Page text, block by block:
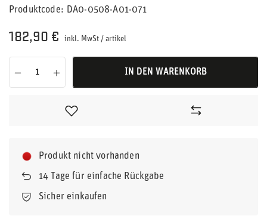
Produktcode
DA0-0508-A01-071
182,90 € inkl. MwSt / artikel
IN DEN WARENKORB
Produkt nicht vorhanden
14 Tage für einfache Rückgabe
Sicher einkaufen